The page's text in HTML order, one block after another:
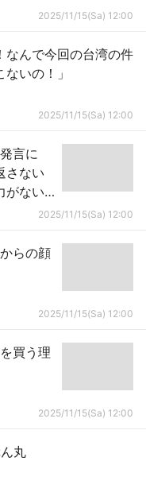
2025/11/15(Sa) 12:00
なんで今回の台湾の件
いの！」
2025/11/15(Sa) 12:00
言に
さない
がない
ない」2025/11/15(Sa) 12:00
らの顔
2025/11/15(Sa) 12:00
買う理
2025/11/15(Sa) 12:00
丸